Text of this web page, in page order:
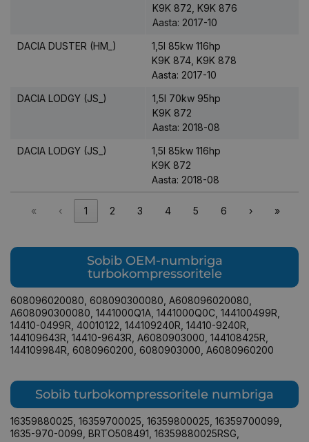
K9K 872, K9K 876
Aasta: 2017-10
DACIA DUSTER (HM_)
1,5l 85kw 116hp
K9K 874, K9K 878
Aasta: 2017-10
DACIA LODGY (JS_)
1,5l 70kw 95hp
K9K 872
Aasta: 2018-08
DACIA LODGY (JS_)
1,5l 85kw 116hp
K9K 872
Aasta: 2018-08
« ‹ 1 2 3 4 5 6 › »
Sobib OEM-numbriga
turbokompressoritele
608096020080 608090300080 A608096020080
A608090300080 1441000Q1A 1441000Q0C 144100499R
14410-0499R 40010122 144109240R 14410-9240R
144109643R 14410-9643R A6080903000 144108425R
144109984R 6080960200 6080903000 A6080960200
Sobib turbokompressoritele numbriga
16359880025 16359700025 16359800025 16359700099
1635-970-0099 BRTO508491 16359880025RSG